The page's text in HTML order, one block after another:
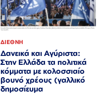
ΔΙΕΘΝΗ
Δανεικά και Αγύριστα:
Στην Ελλάδα τα πολιτικά
κόμματα με κολοσσιαίο
βουνό χρέους (γαλλικό
δημοσίευμα